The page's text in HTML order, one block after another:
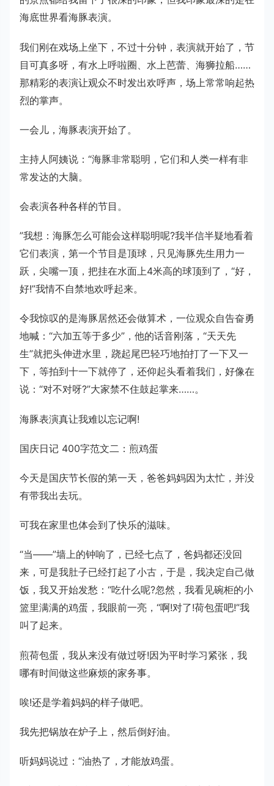
海底世界看海豚表演。
我们刚在戏场上坐下，不过十分钟，表演就开始了，节
目可真多呀，有水上呼啦圈、水上芭蕾、海狮拉船……
那精彩的表演让观众不时发出欢呼声，场上常常响起热
烈的掌声。
一会儿，海豚表演开始了。
主持人阿姨说：“海豚非常聪明，它们和人类一样有非
常发达的大脑。
会表演各种各样的节目。
”我想：海豚怎么可能会这样聪明呢?我半信半疑地看着
它们表演，第一个节目是顶球，只见海豚先生用力一
跃，尖嘴一顶，把挂在水面上4米高的球顶到了，“好，
好!”我情不自禁地欢呼起来。
令我惊叹的是海豚居然还会做算术，一位观众自告奋勇
地喊：“六加五等于多少”，他的话音刚落，“天天先
生”就把头伸进水里，跷起尾巴轻巧地拍打了一下又一
下，等拍到十一下就停了，还仰起头看着我们，好像在
说：“对不对呀?”大家禁不住鼓起掌来……。
海豚表演真让我难以忘记啊!
国庆日记 400字范文二：煎鸡蛋
今天是国庆节长假的第一天，爸爸妈妈因为太忙，并没
有带我出去玩。
可我在家里也体会到了快乐的滋味。
“当——”墙上的钟响了，已经七点了，爸妈都还没回
来，可是我肚子已经打起了小古，于是，我决定自己做
饭，我又开始发愁：“吃什么呢?忽然，我看见碗柜的小
篮里满满的鸡蛋，我眼前一亮，“啊!对了!荷包蛋吧!”我
叫了起来。
煎荷包蛋，我从来没有做过呀!因为平时学习紧张，我
哪有时间做这些麻烦的家务事。
唉!还是学着妈妈的样子做吧。
我先把锅放在炉子上，然后倒好油。
听妈妈说过：“油热了，才能放鸡蛋。